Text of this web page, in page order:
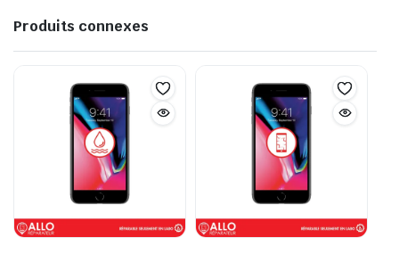
Produits connexes